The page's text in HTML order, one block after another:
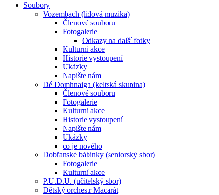
Soubory
Vozembach (lidová muzika)
Členové souboru
Fotogalerie
Odkazy na další fotky
Kulturní akce
Historie vystoupení
Ukázky
Napište nám
Dé Domhnaigh (keltská skupina)
Členové souboru
Fotogalerie
Kulturní akce
Historie vystoupení
Napište nám
Ukázky
co je nového
Dobřanské bábinky (seniorský sbor)
Fotogalerie
Kulturní akce
P.U.D.U. (učitelský sbor)
Dětský orchestr Macarát